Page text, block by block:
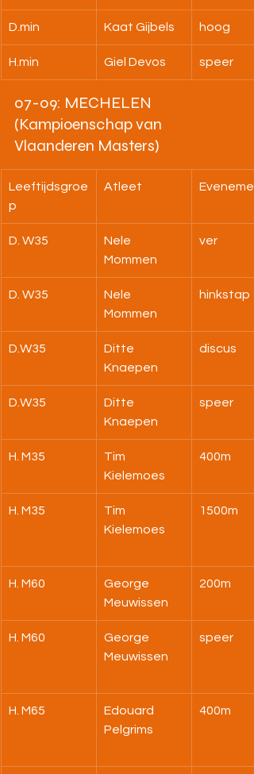
D.min Kaat Gijbels hoog
H.min Giel Devos speer
07-09: MECHELEN
(Kampioenschap van
Vlaanderen Masters)
Leeftijdsgroe
p
Atleet
D. W35
Nele
Mommen
ver
D. W35
Nele
Mommen
hinkstap
D.W35
Ditte
Knaepen
discus
D.W35
Ditte
Knaepen
speer
H. M35
Tim
Kielemoes
400m
H. M35
Tim
Kielemoes
1500m
H. M60
George
Meuwissen
200m
H. M60
George
Meuwissen
speer
H. M65
Edouard
Pelgrims
400m